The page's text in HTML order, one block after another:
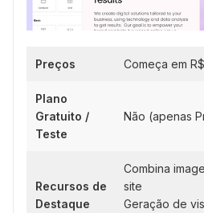
Preços Começa em
Plano
Gratuito /
Teste
Não (apenas
Recursos de
Destaque
Combina
site
Geração de